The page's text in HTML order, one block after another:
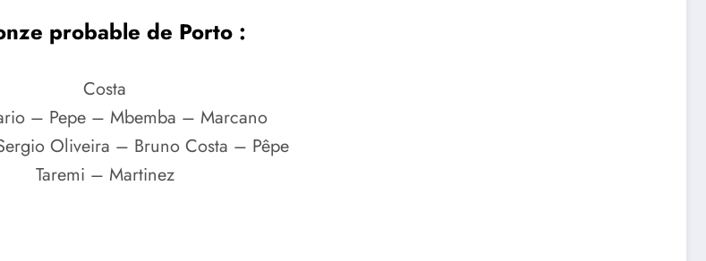
probable de Porto :
Costa
– Pepe – Mbemba – Marcano
Oliveira – Bruno Costa – Pêpe
Taremi – Martinez